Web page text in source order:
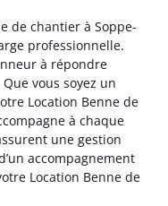
de chantier à Soppe-
professionnelle.
à répondre
vous soyez un
Location Benne de
à chaque
une gestion
accompagnement
Location Benne de